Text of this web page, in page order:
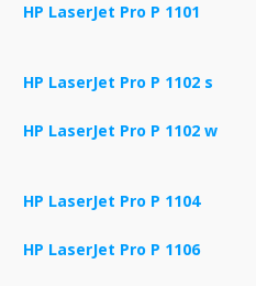
HP LaserJet Pro P 1101
HP LaserJet Pro P 1102 s
HP LaserJet Pro P 1102 w
HP LaserJet Pro P 1104
HP LaserJet Pro P 1106